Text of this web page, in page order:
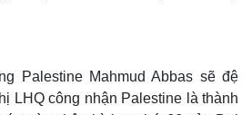
Palestine Mahmud Abbas sẽ đệ
LHQ công nhận Palestine là thành